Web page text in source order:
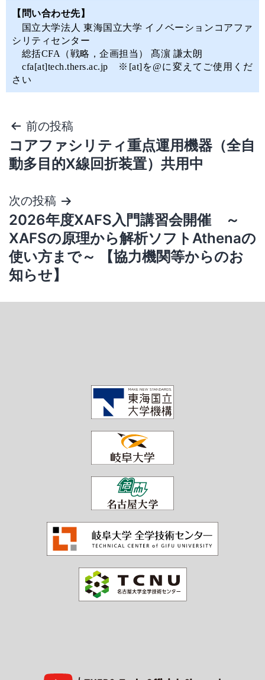
【問い合わせ先】
国立大学法人 東海国立大学 イノベーションコアファ
シリティセンター
総括CFA（戦略，企画担当） 髙濵 謙太朗
cfa[at]tech.thers.ac.jp ※[at]を@に変えてご使用くだ
さい
前の投稿
コアファシリティ重点運用機器（全自
動多目的X線回折装置）共用中
次の投稿
2026年度XAFS入門講習会開催 ～
XAFSの原理から解析ソフトAthenaの
使い方まで～ 【協力機関等からのお
知らせ】